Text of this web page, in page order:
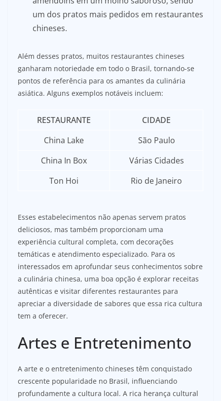
um dos pratos mais pedidos em restaurantes
chineses.
Além desses pratos, muitos restaurantes chineses
ganharam notoriedade em todo o Brasil, tornando-se
pontos de referência para os amantes da culinária
asiática. Alguns exemplos notáveis incluem:
RESTAURANTE
CIDADE
China Lake
São Paulo
China In Box
Várias Cidades
Ton Hoi
Rio de Janeiro
Esses estabelecimentos não apenas servem pratos
deliciosos, mas também proporcionam uma
experiência cultural completa, com decorações
temáticas e atendimento especializado. Para os
interessados em aprofundar seus conhecimentos sobre
a culinária chinesa, uma boa opção é explorar receitas
autênticas e visitar diferentes restaurantes para
apreciar a diversidade de sabores que essa rica cultura
tem a oferecer.
Artes e Entretenimento
A arte e o entretenimento chineses têm conquistado
crescente popularidade no Brasil, influenciando
profundamente a cultura local. A rica herança cultural